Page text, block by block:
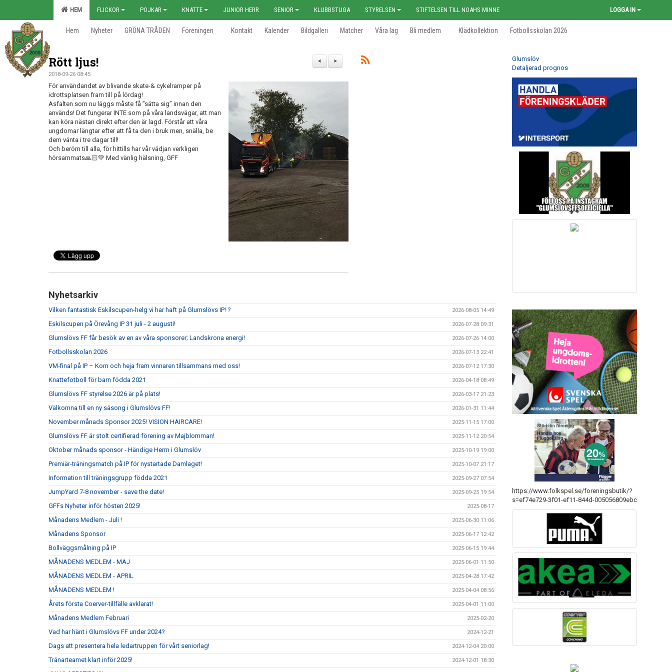
HEM FLICKOR POJKAR KNATTE JUNIOR HERR SENIOR KLUBBSTUGA STYRELSEN STIFTELSEN TILL NOAHS MINNE LOGGA IN
Hem Nyheter GRÖNA TRÅDEN Föreningen Kontakt Kalender Bildgalleri Matcher Våra lag Bli medlem Klädkollektion Fotbollsskolan 2026
>
<
Rött ljus!
2018-09-26 08:45
För användandet av blivande skate-& cykelramper på
idrottsplatsen fram till på lördag!
Asfalten som nu läggs måste få ”sätta sig” innan den
används! Det fungerar INTE som på våra landsvägar, att man
kan köra nästan direkt efter den är lagd. Förstår att våra
ungdomar längtar efter att få ta den i bruk men, snälla, be
dem vänta i tre dagar till!
Och beröm till alla, för hittills har vår vädjan verkligen
hörsammats🙏🏻💚 Med vänlig hälsning, GFF
Nyhetsarkiv
Vilken fantastisk Eskilscupen-helg vi har haft på Glumslövs IP! ? 2026-08-05 14:49
Eskilscupen på Örevång IP 31 juli - 2 augusti! 2026-07-28 09:31
Glumslövs FF får besök av en av våra sponsorer; Landskrona energi! 2026-07-26 14:00
Fotbollsskolan 2026 2026-07-13 22:41
VM-final på IP – Kom och heja fram vinnaren tillsammans med oss! 2026-07-12 17:30
Knattefotboll för barn födda 2021 2026-04-18 08:49
Glumslövs FF styrelse 2026 är på plats! 2026-03-17 21:23
Välkomna till en ny säsong i Glumslövs FF! 2026-01-31 11:44
November månads Sponsor 2025! VISION HAIRCARE! 2025-11-15 17:00
Glumslövs FF är stolt certifierad förening av Majblomman! 2025-11-12 20:54
Oktober månads sponsor - Händige Herrn i Glumslöv 2025-10-19 19:00
Premiär-träningsmatch på IP för nystartade Damlaget! 2025-10-07 21:17
Information till träningsgrupp födda 2021 2025-09-27 07:54
JumpYard 7-8 november - save the date! 2025-09-25 19:54
GFFs Nyheter inför hösten 2025! 2025-08-17
Månadens Medlem - Juli ! 2025-06-30 11:06
Månadens Sponsor 2025-06-17 12:42
Bollväggsmålning på IP 2025-06-15 19:44
MÅNADENS MEDLEM - MAJ 2025-06-01 11:50
MÅNADENS MEDLEM - APRIL 2025-04-28 17:42
MÅNADENS MEDLEM ! 2025-04-04 08:56
Årets första Coerver-tillfälle avklarat! 2025-04-01 11:00
Månadens Medlem Februari 2025-02-20
Vad har hänt i Glumslövs FF under 2024? 2024-12-21
Dags att presentera hela ledartruppen för vårt seniorlag! 2024-12-04 20:00
Tränarteamet klart inför 2025! 2024-12-01 18:30
Glumslöv
Detaljerad prognos
https://www.folkspel.se/foreningsbutik/?
s=ef74e729-3f01-ef11-844d-005056809ebc